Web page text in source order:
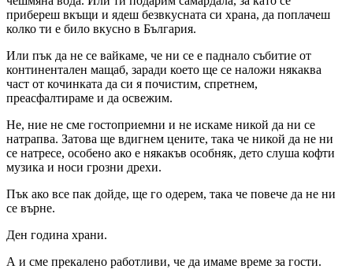
прибереш вкъщи и ядеш безвкусната си храна, да поплачеш
колко ти е било вкусно в България.
Или пък да не се вайкаме, че ни се е паднало събитие от
континентален мащаб, заради което ще се наложи някаква
част от кочинката да си я почистим, спретнем,
преасфалтираме и да освежим.
Не, ние не сме гостоприемни и не искаме никой да ни се
натрапва. Затова ще вдигнем цените, така че никой да не ни
се натресе, особено ако е някакъв особняк, дето слуша кофти
музика и носи грозни дрехи.
Пък ако все пак дойде, ще го одерем, така че повече да не ни
се върне.
Ден година храни.
А и сме прекалено работливи, че да имаме време за гости.